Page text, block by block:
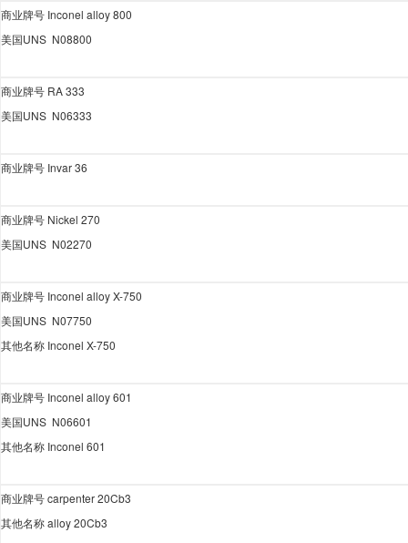
商业牌号 Inconel alloy 800
美国UNS N08800
商业牌号 RA 333
美国UNS N06333
商业牌号 Invar 36
商业牌号 Nickel 270
美国UNS N02270
商业牌号 Inconel alloy X-750
美国UNS N07750
其他名称 Inconel X-750
商业牌号 Inconel alloy 601
美国UNS N06601
其他名称 Inconel 601
商业牌号carpenter 20Cb3
其他名称alloy 20Cb3